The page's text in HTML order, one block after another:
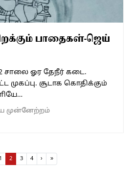
பாதைகள்-ஜெய்
சாலை ஓர தேநீர் கடை.
முகப்பு. சூடாக கொதிக்கும்
முன்னேற்றம்
Page
1 Current Page
2 Page
3 Page
4 › »